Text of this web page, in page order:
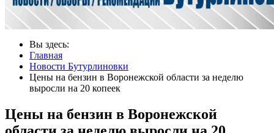
Вы здесь:
Главная
Новости Бутурлиновки
Цены на бензин в Воронежской области за неделю
выросли на 20 копеек
Цены на бензин в Воронежской